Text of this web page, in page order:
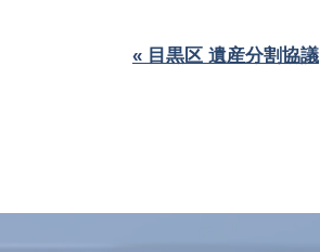
« 目黒区 遺産分割協議